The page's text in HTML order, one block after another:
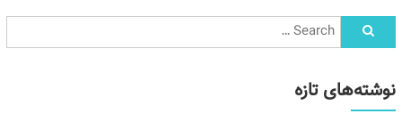
نوشته‌های تازه